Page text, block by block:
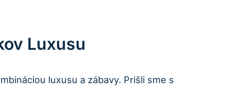
Luxusu
luxusu a zábavy. Prišli sme s